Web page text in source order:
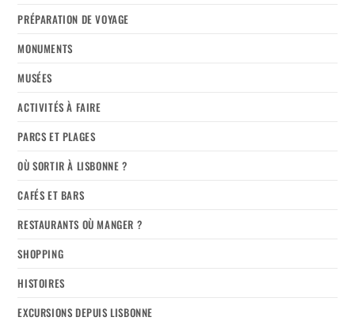
PRÉPARATION DE VOYAGE
MONUMENTS
MUSÉES
ACTIVITÉS À FAIRE
PARCS ET PLAGES
OÙ SORTIR À LISBONNE ?
CAFÉS ET BARS
RESTAURANTS OÙ MANGER ?
SHOPPING
HISTOIRES
EXCURSIONS DEPUIS LISBONNE